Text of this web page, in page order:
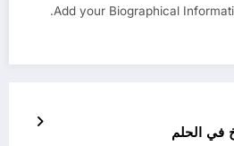
Add your Biographical
في الحلم